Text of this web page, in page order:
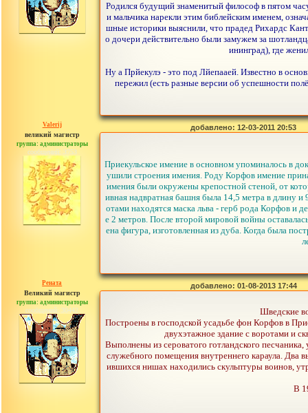
Родился будущий знаменитый философ в пятом
и мальчика нарекли этим библейским именем,
шные историки выяснили, что прадед Рихардс
о дочери действительно были замужем за
ининград), где
Ну а Прйекулэ - это под Лйепааей. Известно в
пережил (есть разные версии об успешности
Valerij
великий магистр
группа: администраторы
сообщений: 3753
добавлено: 12-03-2011 20:53
Приекульское имение в основном упоминалось в
ушили строения имения. Роду Корфов имение
имения были окружены крепостной стеной, от
ивная надвратная башня была 14,5 метра в длину
отами находятся маска льва - герб рода Корфов и
е 2 метров. После второй мировой войны
ена фигура, изготовленная из дуба. Когда была
Рената
Великий магистр
группа: администраторы
сообщений: 30442
добавлено: 01-08-2013 17:44
Шведские
Построены в господской усадьбе фон Корфов в
двухэтажное здание с воротами и
Выполнены из сероватого готландского
служебного помещения внутреннего караула. Два
ившихся нишах находились скульптуры воинов,
В